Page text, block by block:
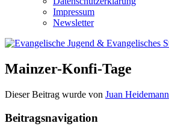
Impressum
Newsletter
Mainzer-Konfi-Tage
Dieser Beitrag wurde von Juan Heidemann
Beitragsnavigation